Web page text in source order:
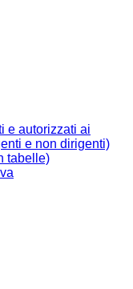
e autorizzati ai
e non dirigenti)
tabelle)